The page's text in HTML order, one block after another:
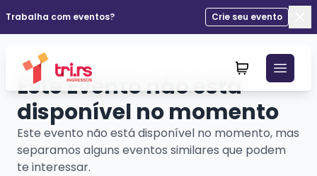
Trabalha com eventos?
Crie seu evento
Este Evento não está
disponível no momento
Este evento não está disponível no momento, mas
separamos alguns eventos similares que podem
te interessar.